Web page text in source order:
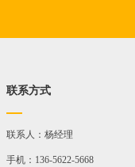
联系方式
联系人：杨经理
手机：136-5622-5668